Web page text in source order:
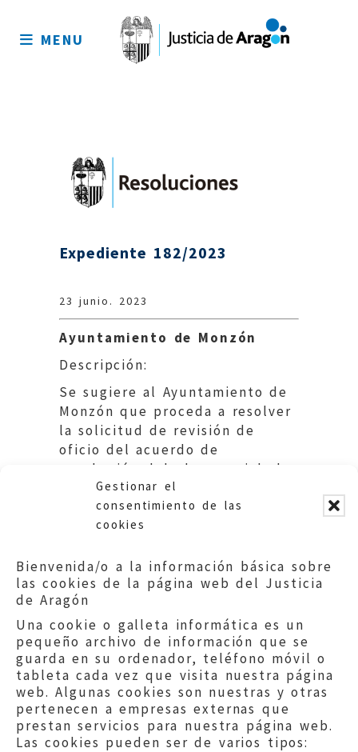
Gestionar el
consentimiento de las
cookies
Bienvenida/o a la información básica sobre
las cookies de la página web del Justicia
de Aragón
Una cookie o galleta informática es un
pequeño archivo de información que se
guarda en su ordenador, teléfono móvil o
tableta cada vez que visita nuestra página
web. Algunas cookies son nuestras y otras
pertenecen a empresas externas que
prestan servicios para nuestra página web.
Las cookies pueden ser de varios tipos:
sitio
MENU
Expediente 182/2023
23 junio. 2023
Ayuntamiento de Monzón
Descripción:
Se sugiere al Ayuntamiento de
Monzón que proceda a resolver
la solicitud de revisión de
oficio del acuerdo de
aprobación del plan parcial al
que se refiere la queja.